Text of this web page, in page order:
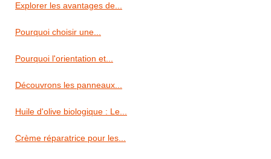
Explorer les avantages de...
Pourquoi choisir une...
Pourquoi l'orientation et...
Découvrons les panneaux...
Huile d'olive biologique : Le...
Crème réparatrice pour les...